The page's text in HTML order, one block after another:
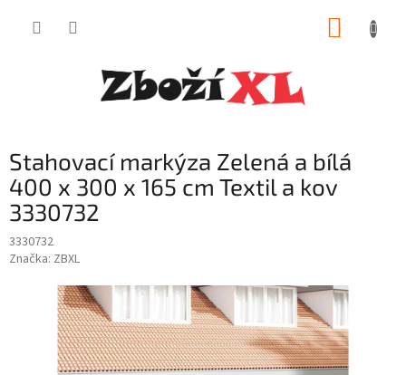
Stahovací markýza Zelená a bílá
400 x 300 x 165 cm Textil a kov
3330732
3330732
Značka: ZBXL